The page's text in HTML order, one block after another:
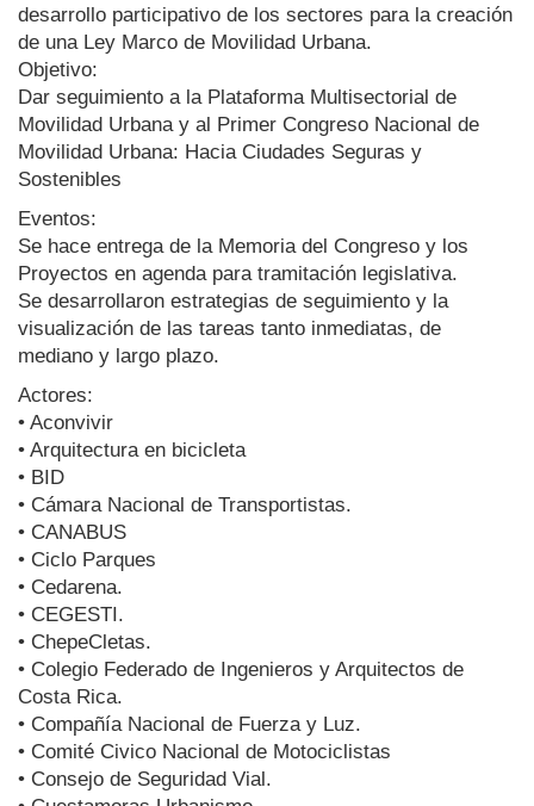
desarrollo participativo de los sectores para la creación
de una Ley Marco de Movilidad Urbana.‪‬
Objetivo:
Dar seguimiento a la Plataforma Multisectorial de
Movilidad Urbana y al Primer Congreso Nacional de
Movilidad Urbana: Hacia Ciudades Seguras y
Sostenibles
Eventos:
Se hace entrega de la Memoria del Congreso y los
Proyectos en agenda para tramitación legislativa.
Se desarrollaron estrategias de seguimiento y la
visualización de las tareas tanto inmediatas, de
mediano y largo plazo.
Actores:
• Aconvivir
• Arquitectura en bicicleta
• BID
• Cámara Nacional de Transportistas.
• CANABUS
• Ciclo Parques
• Cedarena.
• CEGESTI.
• ChepeCletas.
• Colegio Federado de Ingenieros y Arquitectos de
Costa Rica.
• Compañía Nacional de Fuerza y Luz.
• Comité Civico Nacional de Motociclistas
• Consejo de Seguridad Vial.